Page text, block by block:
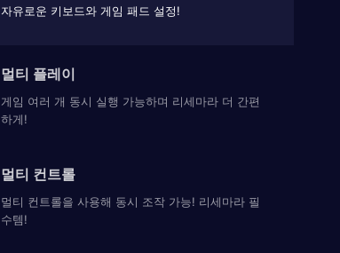
자유로운 키보드와 게임 패드 설정!
멀티 플레이
게임 여러 개 동시 실행 가능하며 리세마라 더 간편
하게!
멀티 컨트롤
멀티 컨트롤을 사용해 동시 조작 가능! 리세마라 필
수템!